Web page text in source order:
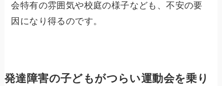
会特有の雰囲気や校庭の様子なども、不安の要
因になり得るのです。
発達障害の子どもがつらい運動会を乗り